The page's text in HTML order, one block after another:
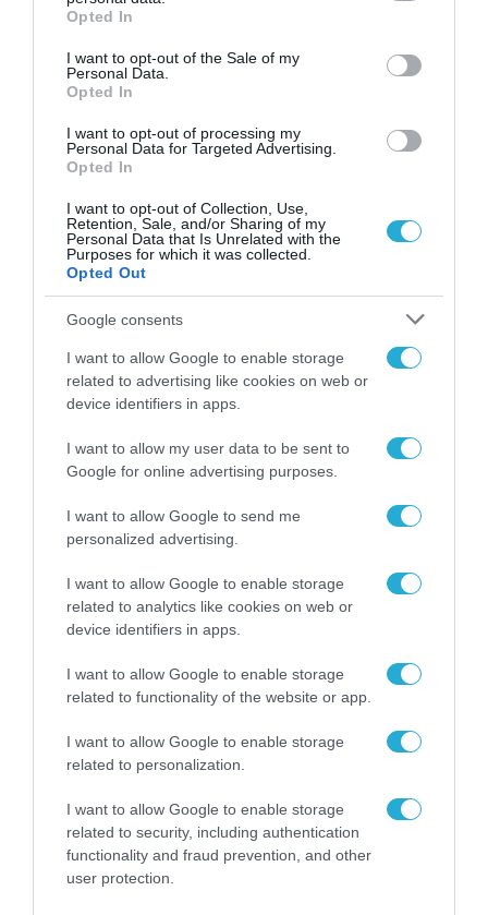
grant or deny consent to Google and its third-party tags to
use your data for below specified purposes in below Google
consent section.
Opted In
I want to opt-out of the Sale of my
Personal Data.
Opted In
I want to opt-out of processing my
Personal Data for Targeted Advertising.
Opted In
I want to opt-out of Collection, Use,
Retention, Sale, and/or Sharing of my
Personal Data that Is Unrelated with the
Purposes for which it was collected.
Opted Out
Google consents
I want to allow Google to enable storage
related to advertising like cookies on web or
device identifiers in apps.
I want to allow my user data to be sent to
Google for online advertising purposes.
I want to allow Google to send me
personalized advertising.
I want to allow Google to enable storage
related to analytics like cookies on web or
device identifiers in apps.
I want to allow Google to enable storage
related to functionality of the website or app.
I want to allow Google to enable storage
related to personalization.
I want to allow Google to enable storage
related to security, including authentication
functionality and fraud prevention, and other
user protection.
οικονομία στην αγορά
μεταχειρισμένου λογισμικού με
τις λύσεις της Forscope
22.03.2024
ΡΟΗ ΕΙΔΗΣΕΩΝ
Το χρηματοδοτούμενο
από την ΕΕ έργο “The